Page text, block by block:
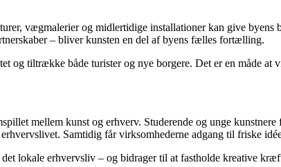
vægmalerier og midlertidige installationer kan give byens
– bliver kunsten en del af byens fælles fortælling.
og tiltrække både turister og nye borgere. Det er en måde at
mellem kunst og erhverv. Studerende og unge
Samtidig får virksomhederne adgang til friske
lokale erhvervsliv – og bidrager til at fastholde kreative